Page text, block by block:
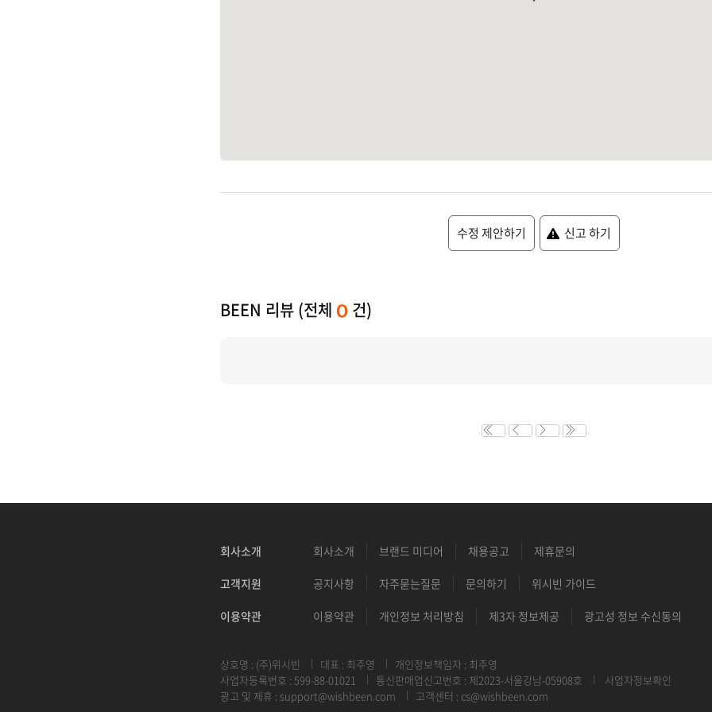
수정 제안하기 신고 하기
BEEN 리뷰 (전체 0 건)
회사소개 회사소개 브랜드 미디어 채용공고 제휴문의
고객지원 공지사항 자주묻는질문 문의하기 위시빈 가이드
이용약관 이용약관 개인정보 처리방침 제3자 정보제공 광고성 정보 수신동의
상호명 : (주)위시빈 대표 : 최주영
개인정보책임자 : 최주영
사업자등록번호 : 599-88-01021
통신판매업신고번호 : 제2023-서울강남-05908호
사업자정보확인
광고 및 제휴 : support@wishbeen.com 고객센터 : cs@wishbeen.com